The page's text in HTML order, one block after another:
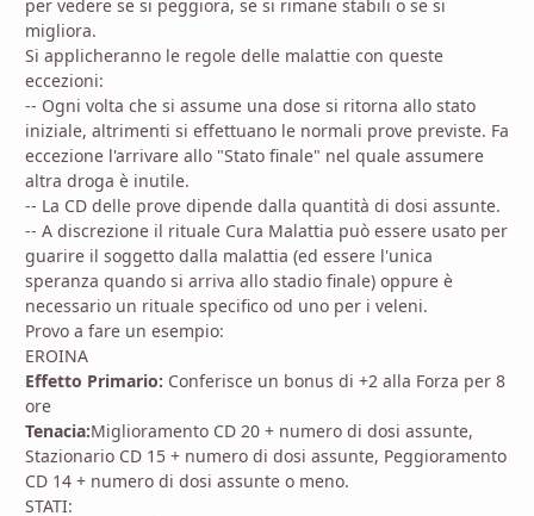
per vedere se si peggiora, se si rimane stabili o se si
migliora.
Si applicheranno le regole delle malattie con queste
eccezioni:
-- Ogni volta che si assume una dose si ritorna allo stato
iniziale, altrimenti si effettuano le normali prove previste. Fa
eccezione l'arrivare allo "Stato finale" nel quale assumere
altra droga è inutile.
-- La CD delle prove dipende dalla quantità di dosi assunte.
-- A discrezione il rituale Cura Malattia può essere usato per
guarire il soggetto dalla malattia (ed essere l'unica
speranza quando si arriva allo stadio finale) oppure è
necessario un rituale specifico od uno per i veleni.
Provo a fare un esempio:
EROINA
Effetto Primario: Conferisce un bonus di +2 alla Forza per 8
ore
Tenacia:Miglioramento CD 20 + numero di dosi assunte,
Stazionario CD 15 + numero di dosi assunte, Peggioramento
CD 14 + numero di dosi assunte o meno.
STATI: